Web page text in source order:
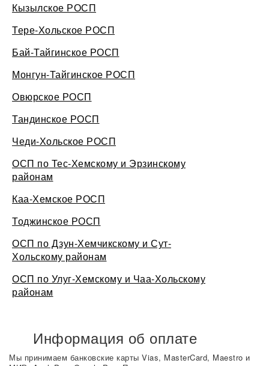
Кызылское РОСП
Тере-Хольское РОСП
Бай-Тайгинское РОСП
Монгун-Тайгинское РОСП
Овюрское РОСП
Тандинское РОСП
Чеди-Хольское РОСП
ОСП по Тес-Хемскому и Эрзинскому
районам
Каа-Хемское РОСП
Тоджинское РОСП
ОСП по Дзун-Хемчикскому и Сут-
Хольскому районам
ОСП по Улуг-Хемскому и Чаа-Хольскому
районам
Информация об оплате
Мы принимаем банковские карты Vias, MasterCard, Maestro и